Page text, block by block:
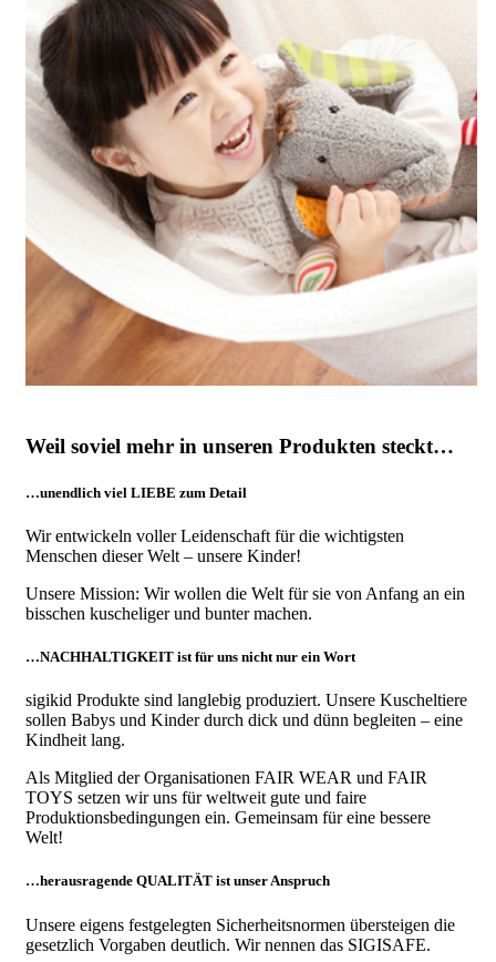
Weil soviel mehr in unseren Produkten steckt…
…unendlich viel LIEBE zum Detail
Wir entwickeln voller Leidenschaft für die wichtigsten
Menschen dieser Welt – unsere Kinder!
Unsere Mission: Wir wollen die Welt für sie von Anfang an ein
bisschen kuscheliger und bunter machen.
…NACHHALTIGKEIT ist für uns nicht nur ein Wort
sigikid Produkte sind langlebig produziert. Unsere Kuscheltiere
sollen Babys und Kinder durch dick und dünn begleiten – eine
Kindheit lang.
Als Mitglied der Organisationen FAIR WEAR und FAIR
TOYS setzen wir uns für weltweit gute und faire
Produktionsbedingungen ein. Gemeinsam für eine bessere
Welt!
…herausragende QUALITÄT ist unser Anspruch
Unsere eigens festgelegten Sicherheitsnormen übersteigen die
gesetzlich Vorgaben deutlich. Wir nennen das SIGISAFE.